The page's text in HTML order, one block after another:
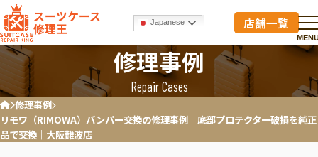
スーツケース
修理王 Japanese 店舗一覧
修理事例
Repair Cases
ホーム修理事例
リモワ（RIMOWA）バンパー交換の修理事例 底部プロテクター破損を純正
品で交換｜大阪難波店